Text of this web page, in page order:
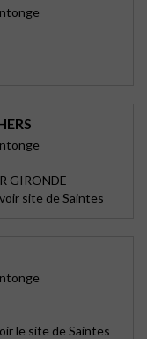
GIRONDE
site de Saintes
le site de Saintes